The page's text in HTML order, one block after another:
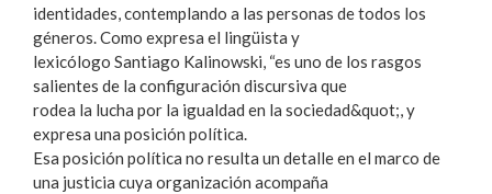
identidades, contemplando a las personas de todos los
géneros. Como expresa el lingüista y
lexicólogo Santiago Kalinowski, “es uno de los rasgos
salientes de la configuración discursiva que
rodea la lucha por la igualdad en la sociedad&quot;, y
expresa una posición política.
Esa posición política no resulta un detalle en el marco de
una justicia cuya organización acompaña